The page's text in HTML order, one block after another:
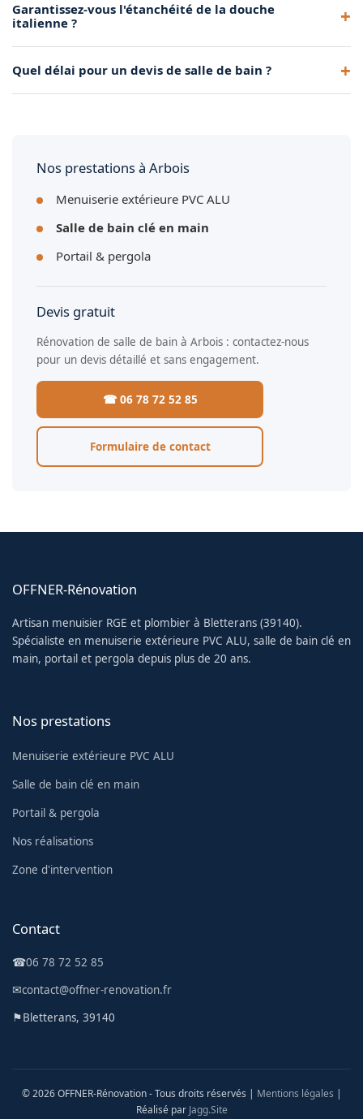
solutions gain de place : douche d'angle, meuble suspendu
Garantissez-vous l'étanchéité de la douche
italienne ?
sous le carrelage, indispensable pour prévenir toute
infiltration.
Quel délai pour un devis de salle de bain ?
Nos prestations à Arbois
Menuiserie extérieure PVC ALU
Salle de bain clé en main
Portail & pergola
Devis gratuit
Rénovation de salle de bain à Arbois : contactez-nous
pour un devis détaillé et sans engagement.
☎ 06 78 72 52 85
Formulaire de contact
OFFNER-Rénovation
Artisan menuisier RGE et plombier à Bletterans (39140).
Spécialiste en menuiserie extérieure PVC ALU, salle de bain clé en
main, portail et pergola depuis plus de 20 ans.
Nos prestations
Menuiserie extérieure PVC ALU
Salle de bain clé en main
Portail & pergola
Nos réalisations
Zone d'intervention
Contact
☎06 78 72 52 85
✉contact@offner-renovation.fr
⚑Bletterans, 39140
© 2026 OFFNER-Rénovation - Tous droits réservés | Mentions légales |
Réalisé par Jagg.Site